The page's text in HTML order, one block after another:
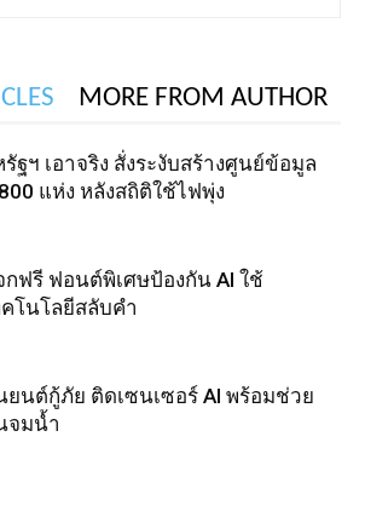
MORE FROM AUTHOR
รัฐฯ เอาจริง สั่งระงับสร้างศูนย์ข้อมูล
แห่ง หลังสถิติใช้ไฟพุ่ง
กฟรี ฟอนต์พิเศษป้องกัน AI ใช้
คโนโลยีสลับคำ
ยนต์กู้ภัย ติดเซนเซอร์ AI พร้อมช่วย
จมน้ำ